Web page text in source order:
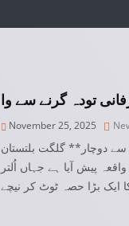
November 25, 2025
سے دوچار** گلگت بلتستان
پیش آیا ہے جہاں اُلتر
ایک بڑا حصہ ٹوٹ کر نیچے